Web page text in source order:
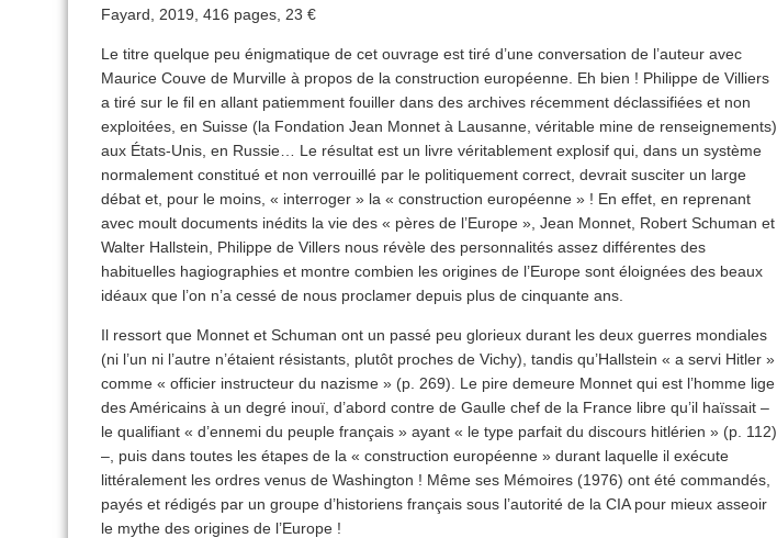
Fayard, 2019, 416 pages, 23 €
Le titre quelque peu énigmatique de cet ouvrage est tiré d’une conversation de l’auteur avec
Maurice Couve de Murville à propos de la construction européenne. Eh bien ! Philippe de Villiers
a tiré sur le fil en allant patiemment fouiller dans des archives récemment déclassifiées et non
exploitées, en Suisse (la Fondation Jean Monnet à Lausanne, véritable mine de renseignements),
aux États-Unis, en Russie… Le résultat est un livre véritablement explosif qui, dans un système
normalement constitué et non verrouillé par le politiquement correct, devrait susciter un large
débat et, pour le moins, « interroger » la « construction européenne » ! En effet, en reprenant
avec moult documents inédits la vie des « pères de l’Europe », Jean Monnet, Robert Schuman et
Walter Hallstein, Philippe de Villers nous révèle des personnalités assez différentes des
habituelles hagiographies et montre combien les origines de l’Europe sont éloignées des beaux
idéaux que l’on n’a cessé de nous proclamer depuis plus de cinquante ans.
Il ressort que Monnet et Schuman ont un passé peu glorieux durant les deux guerres mondiales
(ni l’un ni l’autre n’étaient résistants, plutôt proches de Vichy), tandis qu’Hallstein « a servi Hitler »
comme « officier instructeur du nazisme » (p. 269). Le pire demeure Monnet qui est l’homme lige
des Américains à un degré inouï, d’abord contre de Gaulle chef de la France libre qu’il haïssait –
le qualifiant « d’ennemi du peuple français » ayant « le type parfait du discours hitlérien » (p. 112)
–, puis dans toutes les étapes de la « construction européenne » durant laquelle il exécute
littéralement les ordres venus de Washington ! Même ses Mémoires (1976) ont été commandés,
payés et rédigés par un groupe d’historiens français sous l’autorité de la CIA pour mieux asseoir
le mythe des origines de l’Europe !